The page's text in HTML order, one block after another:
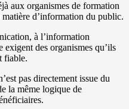
aux organismes de formation
d’information du public.
à l’information
exigent des organismes qu’ils
fiable.
pas directement issue du
la même logique de